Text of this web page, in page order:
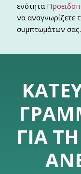
ενότητα
να αναγνωρίζετε
συμπτωμάτων σας.
ΓΙΑ